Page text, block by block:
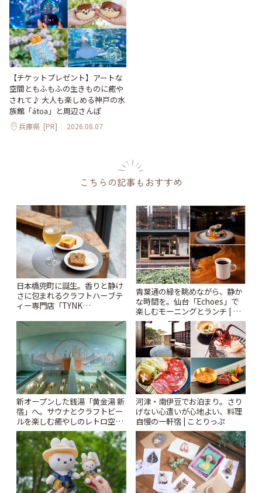
【チケットプレゼント】アートな
空間ともふもふの生きものに癒や
されて♪ 大人も楽しめる神戸の水
族館「átoa」と周辺さんぽ
兵庫県 [PR] 2026.08.07
こちらの記事もおすすめ
日本橋兜町に誕生。香りと静け
さに包まれるクラフトハーブテ
ィー専門店「TYNK
青葉通の緑を眺めながら、静か
な時間を。仙台「Echoes」で
楽しむモーニングとランチ | こ
とりっぷ
新オープンした銭湯「黄金湯 新
宿」へ。サウナとクラフトビー
ルを楽しむ癒やしのレトロ空間
| ことりっぷ
河津・南伊豆でお泊まり。さり
げない心遣いが心地よい、料理
自慢の一軒宿 | ことりっぷ